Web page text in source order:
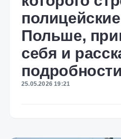
Польше,
себя и
подробности
25.05.2026 19:21